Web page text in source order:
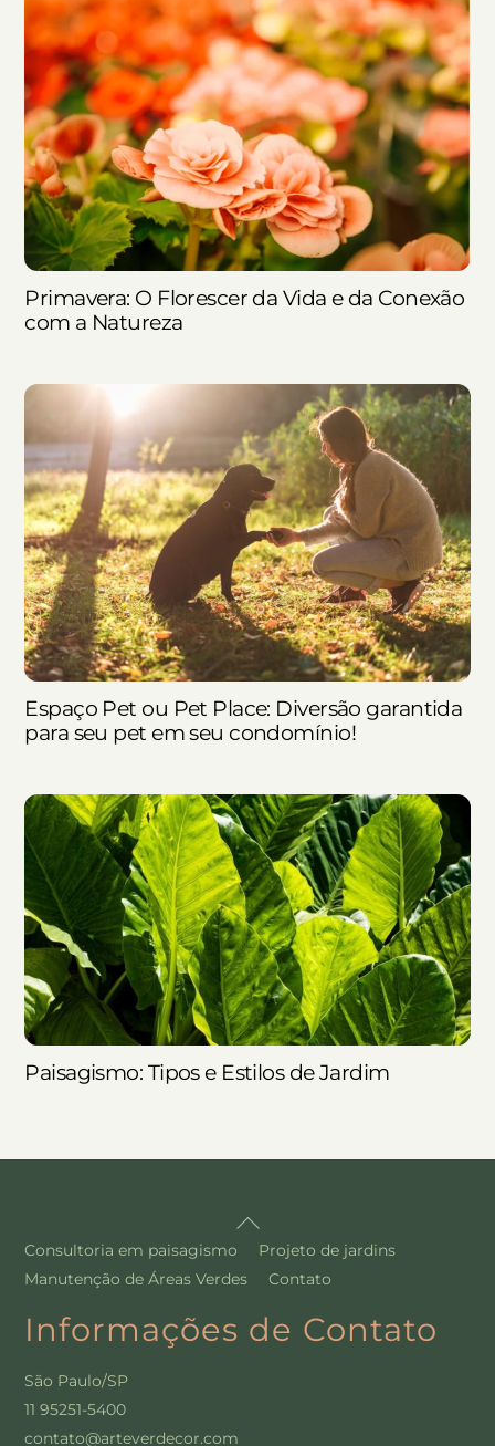
Primavera: O Florescer da Vida e da Conexão
com a Natureza
Espaço Pet ou Pet Place: Diversão garantida
para seu pet em seu condomínio!
Paisagismo: Tipos e Estilos de Jardim
Back
To
Top
Consultoria em paisagismo
Projeto de jardins
Manutenção de Áreas Verdes
Contato
Informações de Contato
São Paulo/SP
11 95251-5400
contato@arteverdecor.com